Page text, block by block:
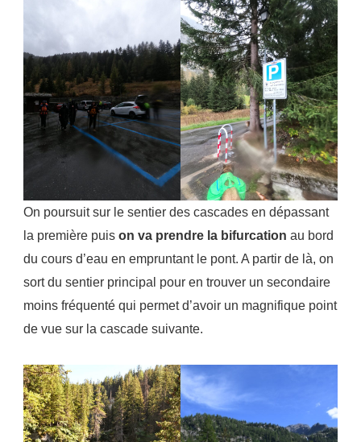
On poursuit sur le sentier des cascades en dépassant
la première puis on va prendre la bifurcation au bord
du cours d’eau en empruntant le pont. A partir de là, on
sort du sentier principal pour en trouver un secondaire
moins fréquenté qui permet d’avoir un magnifique point
de vue sur la cascade suivante.